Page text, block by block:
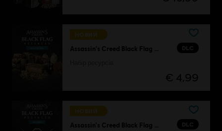
НОВИЙ
DLC
€ 4,99
НОВИЙ
DLC